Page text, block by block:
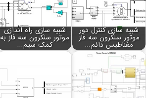
شبیه سازی کنترل دور
موتور سنکرون سه فاز
مغناطیس دائم…
شبیه سازی راه اندازی
موتور سنکرون سه فاز به
کمک سیم…